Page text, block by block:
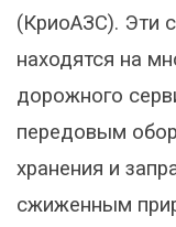
(КриоАЗС). Эти
находятся на
дорожного
передовым
хранения и
сжиженным